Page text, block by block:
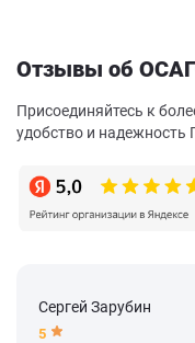
Отзывы об
Присоединяйтесь к
удобство и
Сергей Зарубин
5